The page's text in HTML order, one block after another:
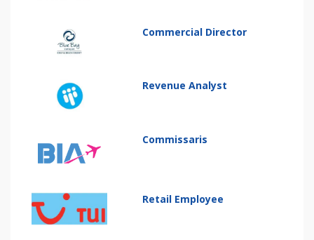
Commercial Director
Revenue Analyst
Commissaris
Retail Employee